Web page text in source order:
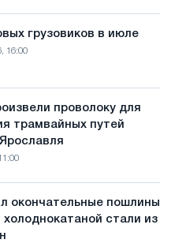
грузовиков в июле
16:00
проволоку для
трамвайных путей
окончательные пошлины
холоднокатаной стали из